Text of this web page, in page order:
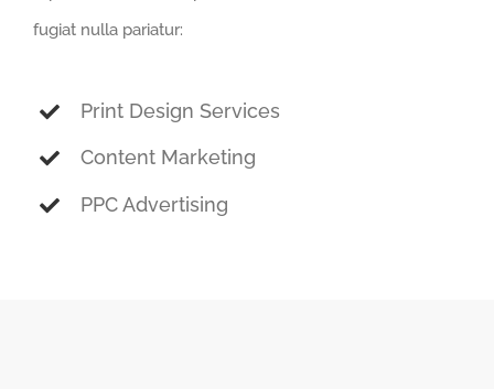
fugiat nulla pariatur:
Print Design Services
Content Marketing
PPC Advertising